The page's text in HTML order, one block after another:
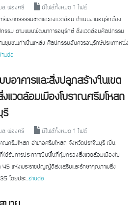
ล ผ่องศรี
มีไฟล์ทั้งหมด 1 ไฟล์
รัพยากรธรรมชาติและสิ่งแวดล้อม ดําเนินงานอนุรักษ์สิ่ง
กรรม ตามแผนพัฒนาการอนุรักษ์ สิ่งแวดล้อมศิลปกรรม
นชุมชนเก่าเป็นแหล่ง ศิลปกรรมอันควรอนุรักษ์ประเภทหนึ่ง
นต่อ
อาคารและสิ่งปลูกสร้างในเขต
แวดล้อมเมืองโบราณศรีมโหสถ
รี
ล ผ่องศรี
มีไฟล์ทั้งหมด 1 ไฟล์
ณศรีมโหสถ อำเภอศรีมโหสถ จังหวัดปราจีนบุรี เป็น
รับการประกาศเป็นพื้นที่คุ้มครองสิ่งแวดล้อมเมืองโบ
45 แห่งพระราชบัญญัติส่งเสริมและรักษาคุณภาพสิ่ง
โดยประ...อ่านต่อ